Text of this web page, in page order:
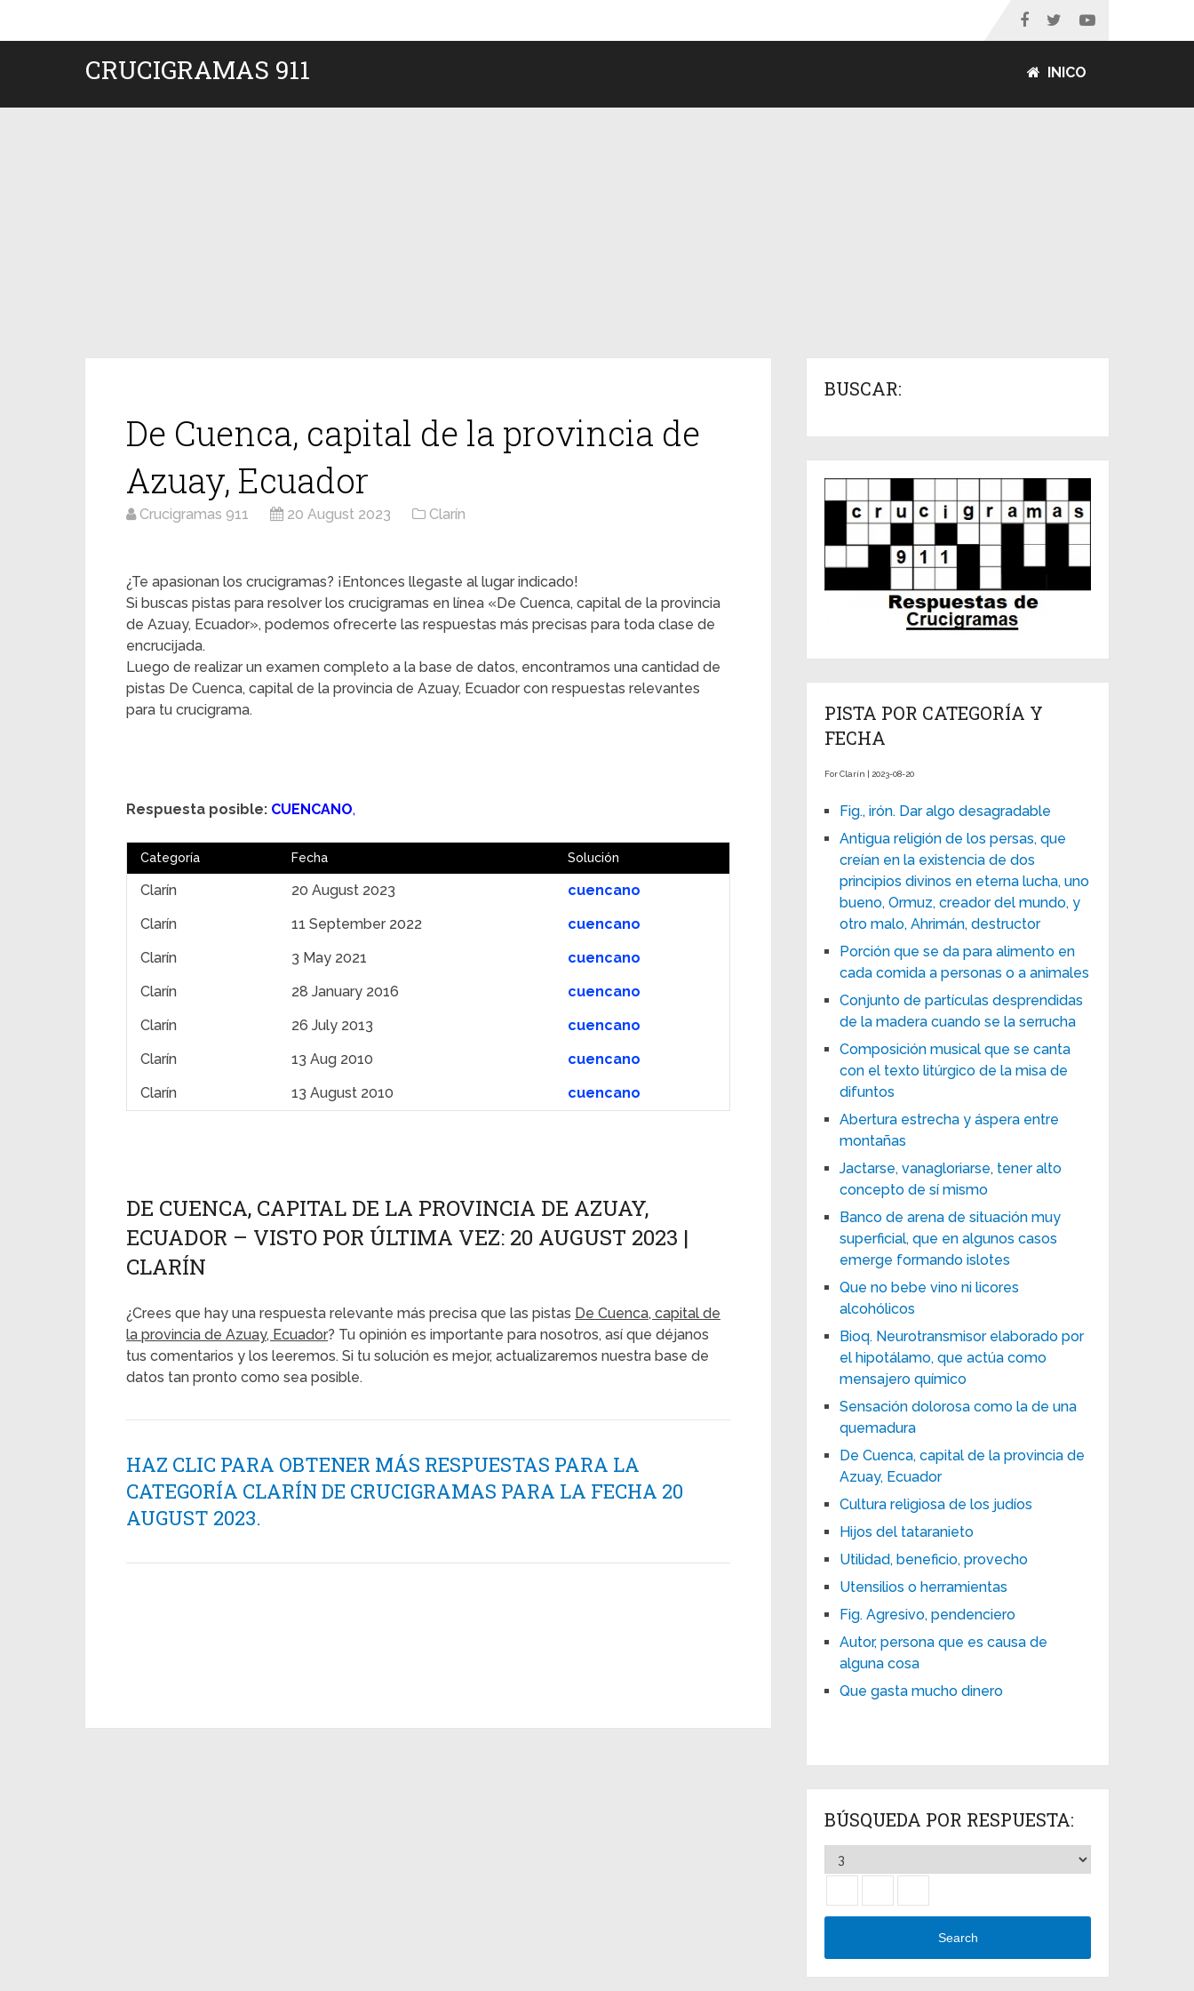
CRUCIGRAMAS 911 INICO
De Cuenca, capital de la provincia de
Azuay, Ecuador
Crucigramas 911 20 August 2023 Clarín
¿Te apasionan los crucigramas? ¡Entonces llegaste al lugar indicado!
Si buscas pistas para resolver los crucigramas en línea «De Cuenca, capital de la provincia
de Azuay, Ecuador», podemos ofrecerte las respuestas más precisas para toda clase de
encrucijada.
Luego de realizar un examen completo a la base de datos, encontramos una cantidad de
pistas De Cuenca, capital de la provincia de Azuay, Ecuador con respuestas relevantes
para tu crucigrama.
Respuesta posible: CUENCANO,
Categoría Fecha Solución
Clarín 20 August 2023
cuencano
Clarín
11 September 2022
cuencano
Clarín
3 May 2021
cuencano
Clarín
28 January 2016
cuencano
Clarín
26 July 2013
cuencano
Clarín
13 Aug 2010
cuencano
Clarín
13 August 2010 cuencano
DE CUENCA, CAPITAL DE LA PROVINCIA DE AZUAY,
ECUADOR – VISTO POR ÚLTIMA VEZ: 20 AUGUST 2023 |
CLARÍN
¿Crees que hay una respuesta relevante más precisa que las pistas De Cuenca, capital de
la provincia de Azuay, Ecuador? Tu opinión es importante para nosotros, así que déjanos
tus comentarios y los leeremos. Si tu solución es mejor, actualizaremos nuestra base de
datos tan pronto como sea posible.
HAZ CLIC PARA OBTENER MÁS RESPUESTAS PARA LA
CATEGORÍA CLARÍN DE CRUCIGRAMAS PARA LA FECHA 20
AUGUST 2023.
BUSCAR:
PISTA POR CATEGORÍA Y
FECHA
For Clarín | 2023-08-20
Fig., irón. Dar algo desagradable
Antigua religión de los persas, que
creían en la existencia de dos
principios divinos en eterna lucha, uno
bueno, Ormuz, creador del mundo, y
otro malo, Ahrimán, destructor
Porción que se da para alimento en
cada comida a personas o a animales
Conjunto de partículas desprendidas
de la madera cuando se la serrucha
Composición musical que se canta
con el texto litúrgico de la misa de
difuntos
Abertura estrecha y áspera entre
montañas
Jactarse, vanagloriarse, tener alto
concepto de sí mismo
Banco de arena de situación muy
superficial, que en algunos casos
emerge formando islotes
Que no bebe vino ni licores
alcohólicos
Bioq. Neurotransmisor elaborado por
el hipotálamo, que actúa como
mensajero químico
Sensación dolorosa como la de una
quemadura
De Cuenca, capital de la provincia de
Azuay, Ecuador
Cultura religiosa de los judíos
Hijos del tataranieto
Utilidad, beneficio, provecho
Utensilios o herramientas
Fig. Agresivo, pendenciero
Autor, persona que es causa de
alguna cosa
Que gasta mucho dinero
BÚSQUEDA POR RESPUESTA:
Search